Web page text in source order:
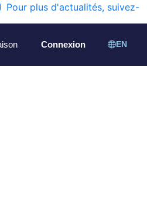
Pour plus d'actualités, suivez-
Connexion EN